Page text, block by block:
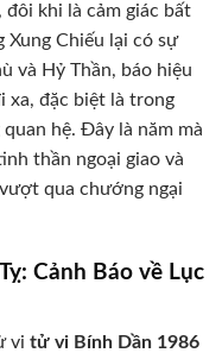
khi là cảm giác bất
Xung Chiếu lại có sự
và Hỷ Thần, báo hiệu
xa, đặc biệt là trong
hệ. Đây là năm mà
thần ngoại giao và
qua chướng ngại
Cảnh Báo về Lục
vi tử vi Bính Dần 1986